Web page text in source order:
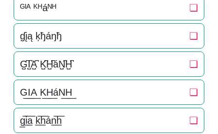
ᴳᴵᴬ ᴷᴴáᴺᴴ ❏
ɠįą ķђáŋђ ❏
G̺͆I̺͆A̺͆ K̺͆H̺͆áN̺͆H̺͆ ❏
G͟I͟A͟ K͟H͟áN͟H͟ ❏
g̲̅i̲̅a̲̅ k̲̅h̲̅án̲̅h̲̅ ❏